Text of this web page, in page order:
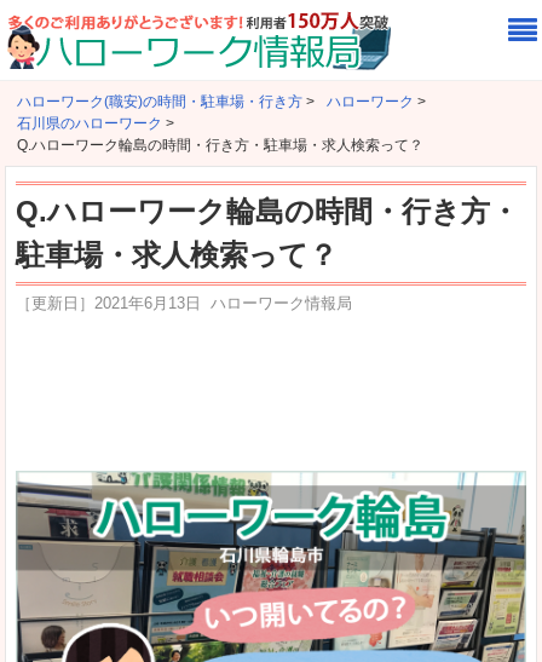
ハローワーク(職安)の時間・駐車場・行き方 > ハローワーク >
石川県のハローワーク >
Q.ハローワーク輪島の時間・行き方・駐車場・求人検索って？
Q.ハローワーク輪島の時間・行き方・
駐車場・求人検索って？
［更新日］ 2021年6月13日 ハローワーク情報局